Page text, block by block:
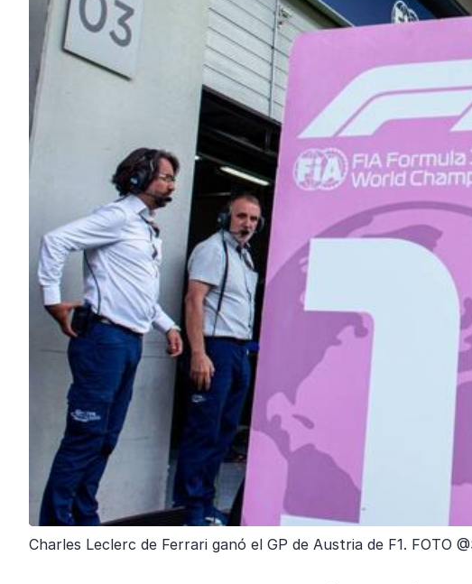
Charles Leclerc de Ferrari ganó el GP de Austria de F1. FOTO